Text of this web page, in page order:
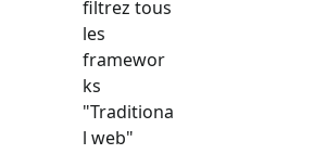
filtrez tous
les
framewor
ks
"Traditiona
l web"